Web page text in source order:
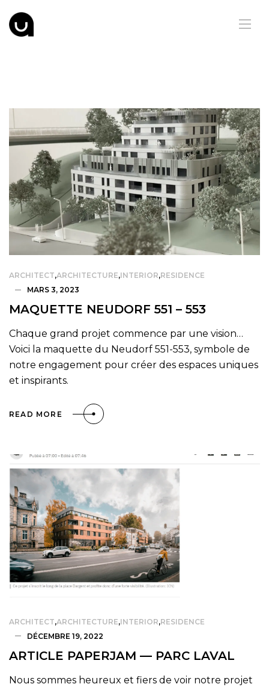
ARCHITECT,ARCHITECTURE,INTERIOR,RESIDENCE
MARS 3, 2023
MAQUETTE NEUDORF 551 – 553
Chaque grand projet commence par une vision…
Voici la maquette du Neudorf 551-553, symbole de
notre engagement pour créer des espaces uniques
et inspirants.
READ MORE
ARCHITECT,ARCHITECTURE,INTERIOR,RESIDENCE
DÉCEMBRE 19, 2022
ARTICLE PAPERJAM — PARC LAVAL
Nous sommes heureux et fiers de voir notre projet